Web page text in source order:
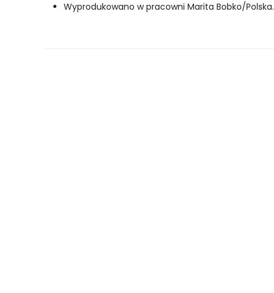
Wyprodukowano w pracowni Marita Bobko/Polska.